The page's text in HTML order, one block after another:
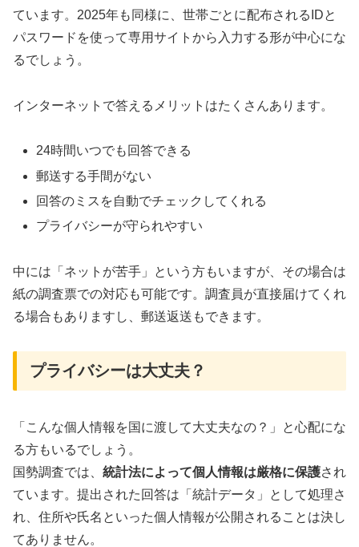
ています。2025年も同様に、世帯ごとに配布されるIDと
パスワードを使って専用サイトから入力する形が中心にな
るでしょう。
インターネットで答えるメリットはたくさんあります。
24時間いつでも回答できる
郵送する手間がない
回答のミスを自動でチェックしてくれる
プライバシーが守られやすい
中には「ネットが苦手」という方もいますが、その場合は
紙の調査票での対応も可能です。調査員が直接届けてくれ
る場合もありますし、郵送返送もできます。
プライバシーは大丈夫？
「こんな個人情報を国に渡して大丈夫なの？」と心配にな
る方もいるでしょう。
国勢調査では、 統計法によって個人情報は厳格に保護され
ています。提出された回答は「統計データ」として処理さ
れ、住所や氏名といった個人情報が公開されることは決し
てありません。